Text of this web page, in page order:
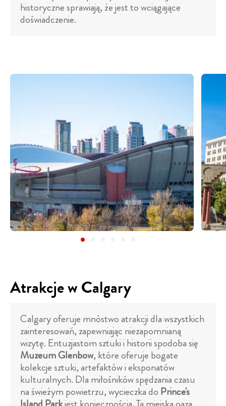
historyczne sprawiają, że jest to wciągające
doświadczenie.
Atrakcje w Calgary
Calgary oferuje mnóstwo atrakcji dla wszystkich
zainteresowań, zapewniając niezapomnianą
wizytę. Entuzjastom sztuki i historii spodoba się
Muzeum Glenbow, które oferuje bogate
kolekcje sztuki, artefaktów i eksponatów
kulturalnych. Dla miłośników spędzania czasu
na świeżym powietrzu, wycieczka do Prince's